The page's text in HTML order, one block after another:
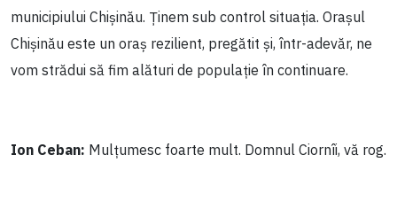
municipiului Chișinău. Ținem sub control situația. Orașul
Chișinău este un oraș rezilient, pregătit și, într-adevăr, ne
vom strădui să fim alături de populație în continuare.
Ion Ceban: Mulțumesc foarte mult. Domnul Ciornîi, vă rog.